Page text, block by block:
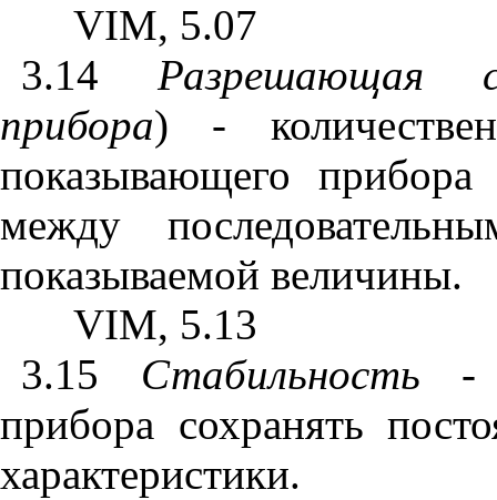
VIM, 5.07
3.14 Разрешающая
прибора) -
показывающего прибора
между
показываемой величины.
VIM, 5.13
3.15 Стабильность -
прибора сохранять
характеристики.